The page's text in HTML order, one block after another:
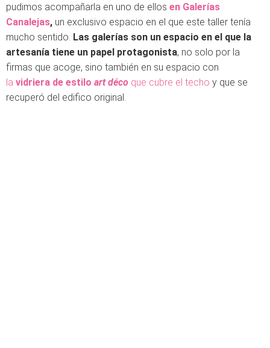
pudimos acompañarla en uno de ellos en Galerías
Canalejas, un exclusivo espacio en el que este taller tenía
mucho sentido. Las galerías son un espacio en el que la
artesanía tiene un papel protagonista, no solo por la
firmas que acoge, sino también en su espacio con
la vidriera de estilo art déco que cubre el techo y que se
recuperó del edifico original.